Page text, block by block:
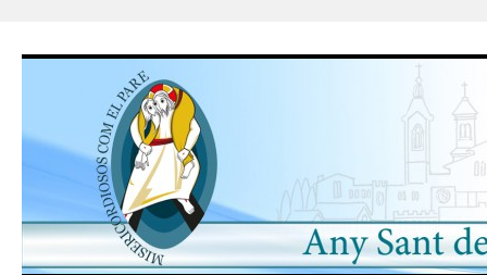
al